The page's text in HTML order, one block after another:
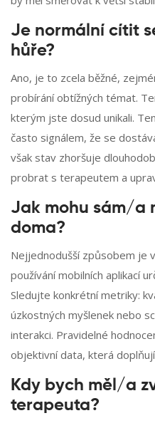
Je normální cítit
hůře?
Ano, je to zcela běžné,
probírání obtížných témat.
kterým jste dosud unikali.
často signálem, že se
však stav zhoršuje
probrat s terapeutem a
Jak mohu sám/a
doma?
Nejjednodušší způsobem je
používání mobilních aplikací
Sledujte konkrétní metriky:
úzkostných myšlenek nebo
interakci. Pravidelné
objektivní data, která
Kdy bych měl/a
terapeuta?